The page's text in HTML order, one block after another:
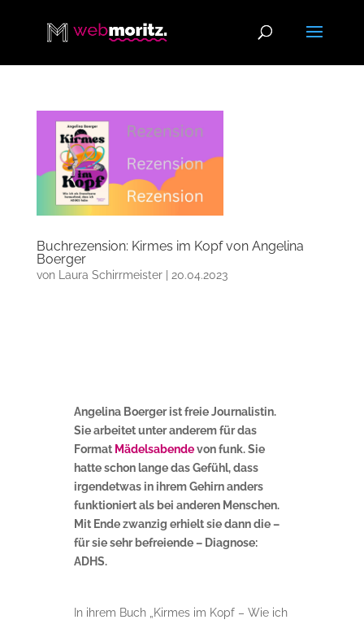
Buchrezension: Kirmes im Kopf von Angelina
Boerger
von Laura Schirrmeister| 20.04.2023
Angelina Boerger ist freie Journalistin.
Sie arbeitet unter anderem für das
Format Mädelsabendevon funk. Sie
hatte schon lange das Gefühl, dass
irgendetwas in ihrem Gehirn anders
funktioniert als bei anderen Menschen.
Mit Ende zwanzig erhielt sie dann die –
für sie sehr befreiende – Diagnose:
ADHS.
In ihrem Buch „Kirmes im Kopf – Wie ich